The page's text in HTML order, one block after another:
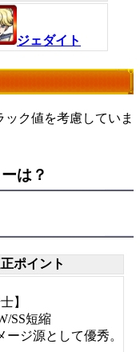
ジェダイト
ク値を考慮していま
は？
ポイント
】
SS短縮
ジ源として優秀。